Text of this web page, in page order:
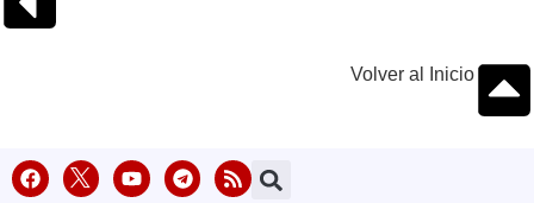
Volver al Inicio